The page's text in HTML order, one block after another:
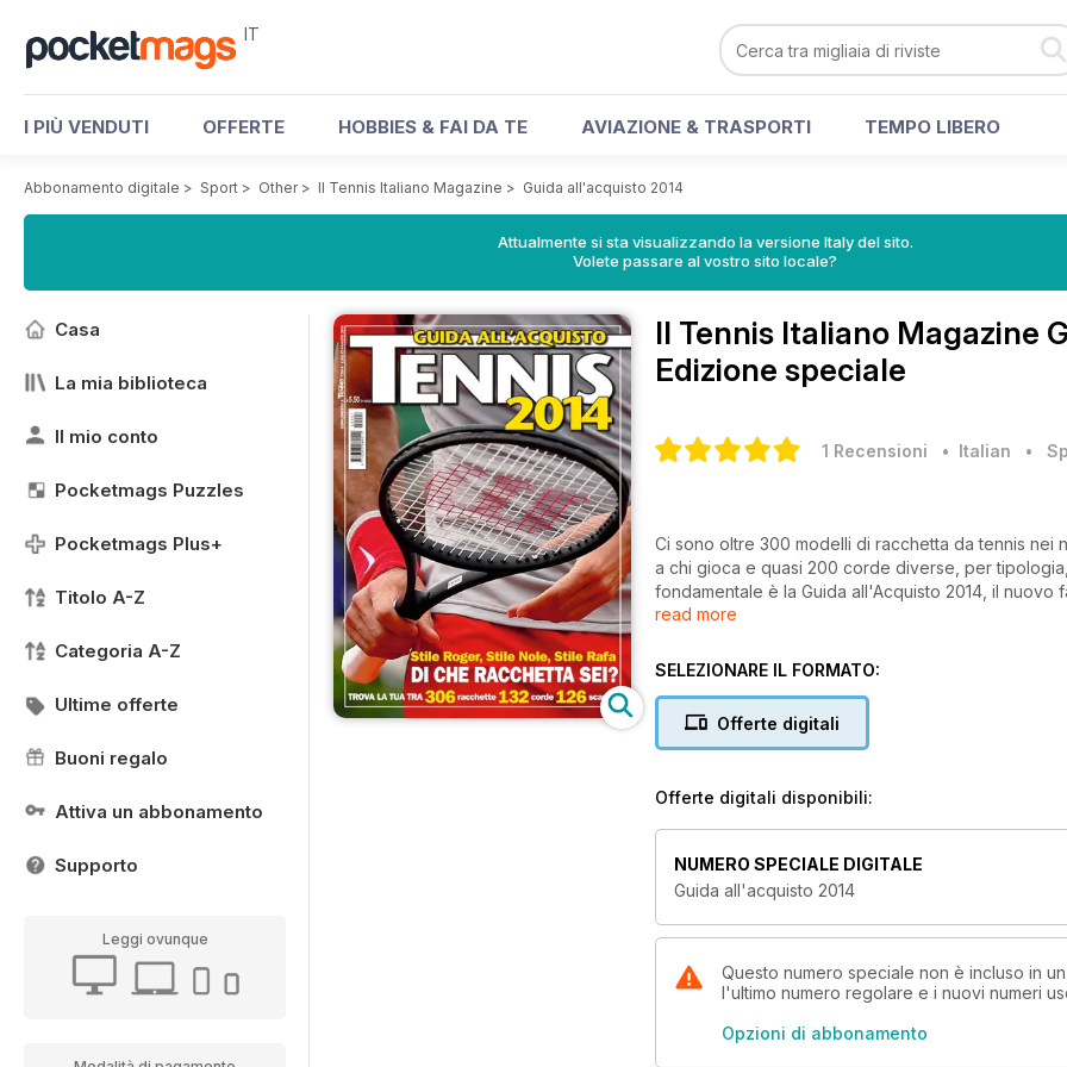
IT
I PIÙ VENDUTI OFFERTE HOBBIES & FAI DA TE AVIAZIONE & TRASPORTI TEMPO LIBERO
Abbonamento digitale > Sport > Other> Il Tennis Italiano Magazine > Guida all'acquisto 2014
Attualmente si sta visualizzando la versione Italy del sito.
Volete passare al vostro sito locale?
Casa
La mia biblioteca
Il mio conto
Pocketmags Puzzles
Pocketmags Plus+
Titolo A-Z
Categoria A-Z
Ultime offerte
Buoni regalo
Attiva un abbonamento
Supporto
Leggi ovunque
Il Tennis Italiano Magazine
Edizione speciale
1 Recensioni • Italian •
Ci sono oltre 300 modelli di racchetta da tennis nei
a chi gioca e quasi 200 corde diverse, per
fondamentale è la Guida all'Acquisto 2014, il
Le racchette, 306 in tutto, sono suddivise tra
grande comparto che le presenta è introdotto da
reticolo d'incordature, materiali ecc.
Per quanto concerne i telai agonistici il team
di piatto di Novak Djokovic e il modulo ricco di
si adatta. Al tennista sarà sufficiente fare
per identificare gli attrezzi più idonei.
Per quanto concerne le scarpa da tennis, sono
al meglio il proprio piede e la tabella internazionale
Il mondo delle corde è suddiviso in cinque macro
durata e rotazione.
read more
SELEZIONARE IL FORMATO:
Offerte digitali
Offerte digitali disponibili:
NUMERO SPECIALE DIGITALE
Guida all'acquisto 2014
Questo numero speciale non è incluso in
l'ultimo numero regolare e i nuovi numeri
Opzioni di abbonamento